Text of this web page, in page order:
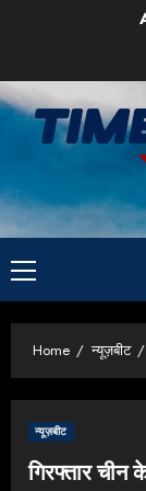
Primary
Menu
Home न्यूज़बीट
न्यूज़बीट
गिरफ्तार